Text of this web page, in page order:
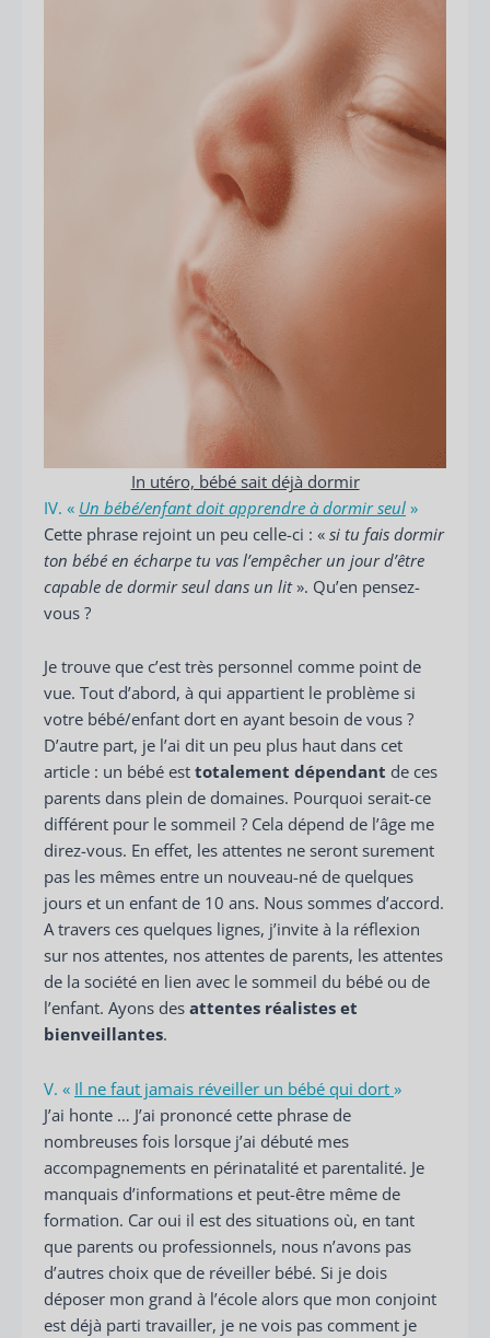
In utéro, bébé sait déjà dormir
IV. « Un bébé/enfant doit apprendre à dormir seul »
Cette phrase rejoint un peu celle-ci : « si tu fais dormir
ton bébé en écharpe tu vas l’empêcher un jour d’être
capable de dormir seul dans un lit». Qu’en pensez-
vous ?
Je trouve que c’est très personnel comme point de
vue. Tout d’abord, à qui appartient le problème si
votre bébé/enfant dort en ayant besoin de vous ?
D’autre part, je l’ai dit un peu plus haut dans cet
article : un bébé est totalement dépendant de ces
parents dans plein de domaines. Pourquoi serait-ce
différent pour le sommeil ? Cela dépend de l’âge me
direz-vous. En effet, les attentes ne seront surement
pas les mêmes entre un nouveau-né de quelques
jours et un enfant de 10 ans. Nous sommes d’accord.
A travers ces quelques lignes, j’invite à la réflexion
sur nos attentes, nos attentes de parents, les attentes
de la société en lien avec le sommeil du bébé ou de
l’enfant. Ayons des attentes réalistes et
bienveillantes.
V. « Il ne faut jamais réveiller un bébé qui dort »
J’ai honte … J’ai prononcé cette phrase de
nombreuses fois lorsque j’ai débuté mes
accompagnements en périnatalité et parentalité. Je
manquais d’informations et peut-être même de
formation. Car oui il est des situations où, en tant
que parents ou professionnels, nous n’avons pas
d’autres choix que de réveiller bébé. Si je dois
déposer mon grand à l’école alors que mon conjoint
est déjà parti travailler, je ne vois pas comment je